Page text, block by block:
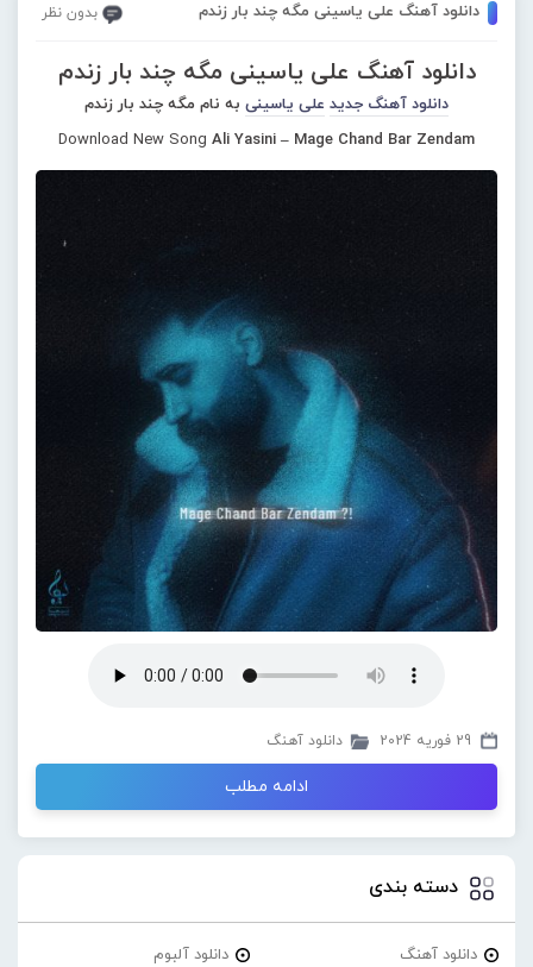
دانلود آهنگ علی یاسینی مگه چند بار زندم بدون نظر
دانلود آهنگ علی یاسینی مگه چند بار زندم
دانلود آهنگ جدید علی یاسینی به نام مگه چند بار زندم
Download New Song Ali Yasini – Mage Chand Bar Zendam
29 فوریه 2024 دانلود آهنگ
ادامه مطلب
دسته بندی
دانلود آهنگ
دانلود آلبوم